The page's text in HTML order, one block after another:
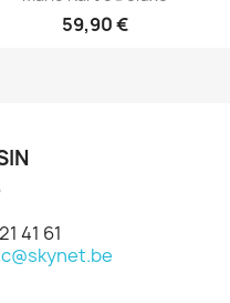
59,90 €
41 61